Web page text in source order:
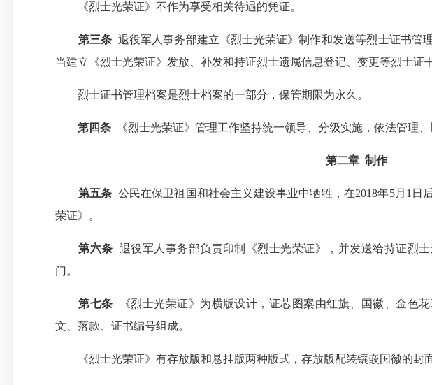
《烈士光荣证》不作为享受相关待遇的凭证。
第三条 退役军人事务部建立《烈士光荣证》制作和发送等烈士证书管
当建立《烈士光荣证》发放、补发和持证烈士遗属信息登记、变更等烈士证
烈士证书管理档案是烈士档案的一部分，保管期限为永久。
第四条 《烈士光荣证》管理工作坚持统一领导、分级实施，依法管理
第二章 制作
第五条 公民在保卫祖国和社会主义建设事业中牺牲，在2018年5月1
荣证》。
第六条 退役军人事务部负责印制《烈士光荣证》，并发送给持证烈
门。
第七条
《烈士光荣证》为横版设计，证芯图案由红旗、国徽、金色
文、落款、证书编号组成。
《烈士光荣证》有存放版和悬挂版两种版式，存放版配装镶嵌国徽的封